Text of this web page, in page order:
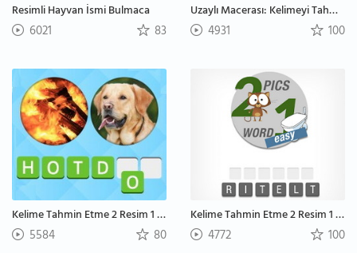
Resimli Hayvan İsmi Bulmaca
6021 83
Uzaylı Macerası: Kelimeyi Tahmin Et
4931 100
Kelime Tahmin Etme 2 Resim 1 Kelime: Zor
5584 80
Kelime Tahmin Etme 2 Resim 1 Kelime: Kolay
4772 100